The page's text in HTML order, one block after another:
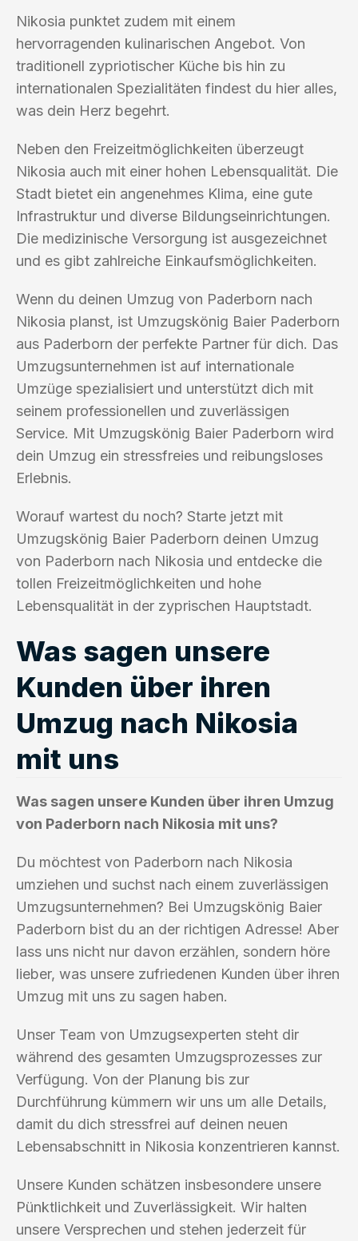
Nikosia punktet zudem mit einem
hervorragenden kulinarischen Angebot. Von
traditionell zypriotischer Küche bis hin zu
internationalen Spezialitäten findest du hier alles,
was dein Herz begehrt.
Neben den Freizeitmöglichkeiten überzeugt
Nikosia auch mit einer hohen Lebensqualität. Die
Stadt bietet ein angenehmes Klima, eine gute
Infrastruktur und diverse Bildungseinrichtungen.
Die medizinische Versorgung ist ausgezeichnet
und es gibt zahlreiche Einkaufsmöglichkeiten.
Wenn du deinen Umzug von Paderborn nach
Nikosia planst, ist Umzugskönig Baier Paderborn
aus Paderborn der perfekte Partner für dich. Das
Umzugsunternehmen ist auf internationale
Umzüge spezialisiert und unterstützt dich mit
seinem professionellen und zuverlässigen
Service. Mit Umzugskönig Baier Paderborn wird
dein Umzug ein stressfreies und reibungsloses
Erlebnis.
Worauf wartest du noch? Starte jetzt mit
Umzugskönig Baier Paderborn deinen Umzug
von Paderborn nach Nikosia und entdecke die
tollen Freizeitmöglichkeiten und hohe
Lebensqualität in der zyprischen Hauptstadt.
Was sagen unsere
Kunden über ihren
Umzug nach Nikosia
mit uns
Was sagen unsere Kunden über ihren Umzug
von Paderborn nach Nikosia mit uns?
Du möchtest von Paderborn nach Nikosia
umziehen und suchst nach einem zuverlässigen
Umzugsunternehmen? Bei Umzugskönig Baier
Paderborn bist du an der richtigen Adresse! Aber
lass uns nicht nur davon erzählen, sondern höre
lieber, was unsere zufriedenen Kunden über ihren
Umzug mit uns zu sagen haben.
Unser Team von Umzugsexperten steht dir
während des gesamten Umzugsprozesses zur
Verfügung. Von der Planung bis zur
Durchführung kümmern wir uns um alle Details,
damit du dich stressfrei auf deinen neuen
Lebensabschnitt in Nikosia konzentrieren kannst.
Unsere Kunden schätzen insbesondere unsere
Pünktlichkeit und Zuverlässigkeit. Wir halten
unsere Versprechen und stehen jederzeit für